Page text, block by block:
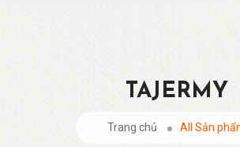
TAJERMY
Trang chủ All Sản